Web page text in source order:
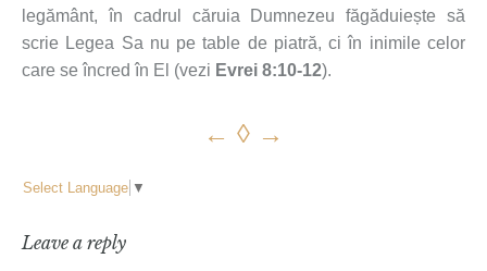
legământ, în cadrul căruia Dumnezeu făgăduiește să
scrie Legea Sa nu pe table de piatră, ci în inimile celor
care se încred în El (vezi Evrei 8:10-12).
← ◊ →
Select Language ▼
Leave a reply